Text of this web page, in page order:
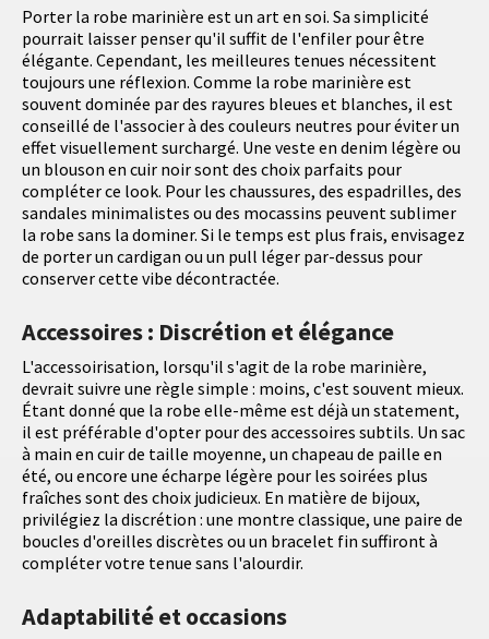
Porter la robe marinière est un art en soi. Sa simplicité
pourrait laisser penser qu'il suffit de l'enfiler pour être
élégante. Cependant, les meilleures tenues nécessitent
toujours une réflexion. Comme la robe marinière est
souvent dominée par des rayures bleues et blanches, il est
conseillé de l'associer à des couleurs neutres pour éviter un
effet visuellement surchargé. Une veste en denim légère ou
un blouson en cuir noir sont des choix parfaits pour
compléter ce look. Pour les chaussures, des espadrilles, des
sandales minimalistes ou des mocassins peuvent sublimer
la robe sans la dominer. Si le temps est plus frais, envisagez
de porter un cardigan ou un pull léger par-dessus pour
conserver cette vibe décontractée.
Accessoires : Discrétion et élégance
L'accessoirisation, lorsqu'il s'agit de la robe marinière,
devrait suivre une règle simple : moins, c'est souvent mieux.
Étant donné que la robe elle-même est déjà un statement,
il est préférable d'opter pour des accessoires subtils. Un sac
à main en cuir de taille moyenne, un chapeau de paille en
été, ou encore une écharpe légère pour les soirées plus
fraîches sont des choix judicieux. En matière de bijoux,
privilégiez la discrétion : une montre classique, une paire de
boucles d'oreilles discrètes ou un bracelet fin suffiront à
compléter votre tenue sans l'alourdir.
Adaptabilité et occasions